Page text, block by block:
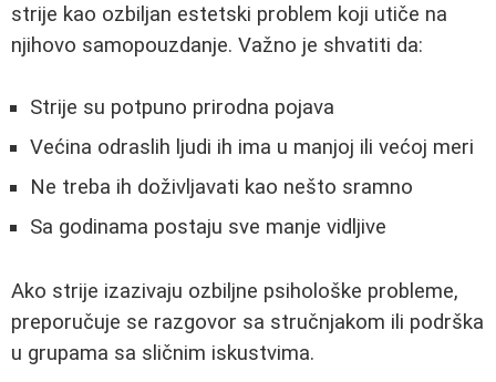
strije kao ozbiljan estetski problem koji utiče na
njihovo samopouzdanje. Važno je shvatiti da:
Strije su potpuno prirodna pojava
Većina odraslih ljudi ih ima u manjoj ili većoj meri
Ne treba ih doživljavati kao nešto sramno
Sa godinama postaju sve manje vidljive
Ako strije izazivaju ozbiljne psihološke probleme,
preporučuje se razgovor sa stručnjakom ili podrška
u grupama sa sličnim iskustvima.